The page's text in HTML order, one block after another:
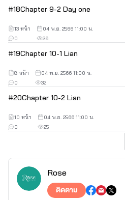
#18Chapter 9-2 Day one
26
0
13 หน้า 04 พ.ย. 2566 11:00 น.
#19Chapter 10-1 Lian
32
0
8 หน้า 04 พ.ย. 2566 11:00 น.
#20Chapter 10-2 Lian
25
0
10 หน้า 04 พ.ย. 2566 11:00 น.
Rose
ติดตาม